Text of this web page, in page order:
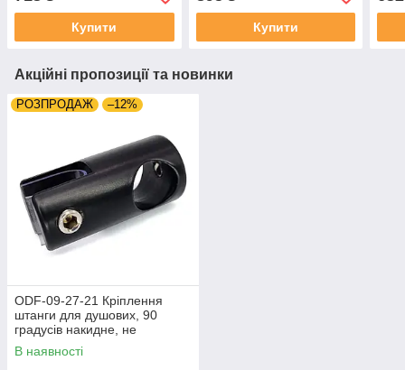
Купити Купити
Акційні пропозиції та новинки
РОЗПРОДАЖ –12%
ODF-09-27-21 Кріплення
штанги для душових, 90
градусів накидне, не
регульоване, наскрізне,
чорне
В наявності